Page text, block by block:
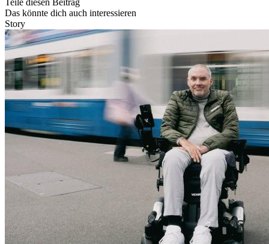
Teile diesen Beitrag
Das könnte dich auch interessieren
Story